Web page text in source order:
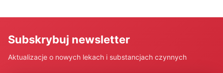
Subskrybuj newsletter
Aktualizacje o nowych lekach i substancjach czynnych